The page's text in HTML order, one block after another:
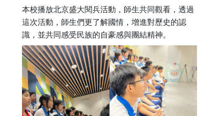
本校播放北京盛大閱兵活動，師生共同觀看，透過
這次活動，師生們更了解國情，增進對歷史的認
識，並共同感受民族的自豪感與團結精神。